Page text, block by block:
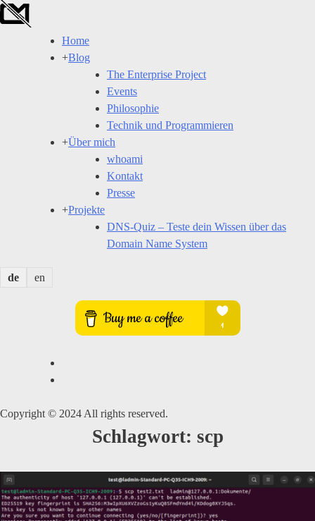
Skip
to
Home
+Blog
The Enterprise Project
Events
Philosophie
Technik und Programmieren
+Über mich
whoami
Kontakt
Presse
+Projekte
DNS-Quiz – Teste dein Wissen über das
Domain Name System
de en
Copyright © 2024 All rights reserved.
Schlagwort: scp